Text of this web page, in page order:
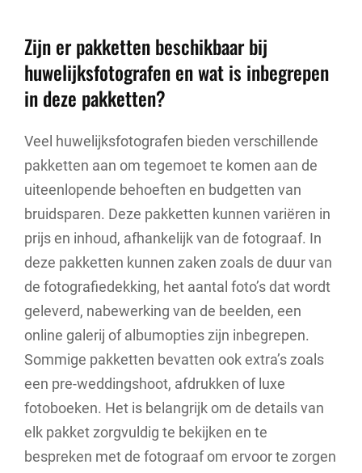
Zijn er pakketten beschikbaar bij
huwelijksfotografen en wat is inbegrepen
in deze pakketten?
Veel huwelijksfotografen bieden verschillende
pakketten aan om tegemoet te komen aan de
uiteenlopende behoeften en budgetten van
bruidsparen. Deze pakketten kunnen variëren in
prijs en inhoud, afhankelijk van de fotograaf. In
deze pakketten kunnen zaken zoals de duur van
de fotografiedekking, het aantal foto’s dat wordt
geleverd, nabewerking van de beelden, een
online galerij of albumopties zijn inbegrepen.
Sommige pakketten bevatten ook extra’s zoals
een pre-weddingshoot, afdrukken of luxe
fotoboeken. Het is belangrijk om de details van
elk pakket zorgvuldig te bekijken en te
bespreken met de fotograaf om ervoor te zorgen